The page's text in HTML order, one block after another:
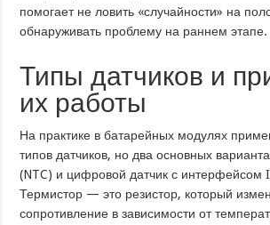
помогает не ловить «случайности» на
обнаруживать проблему на раннем этапе.
Типы датчиков и
их работы
На практике в батарейных модулях
типов датчиков, но два основных
(NTC) и цифровой датчик с интерфейсом
Термистор — это резистор, который
сопротивление в зависимости от